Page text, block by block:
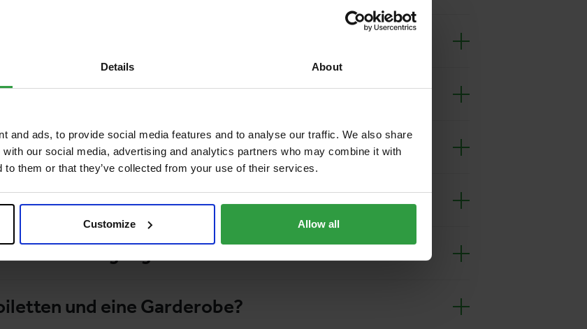
Details About
and ads, to provide social media features and to analyse our traffic. We also share
our social media, advertising and analytics partners who may combine it with
to them or that they’ve collected from your use of their services.
Customize Allow all
kann man parken?
mit Beeinträchtigung!
wenn etwas verloren gegangen ist?
Versorgung?
und eine Garderobe?